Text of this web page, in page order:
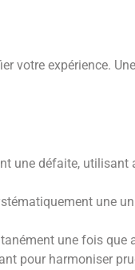
votre expérience.
une défaite,
une
une fois que
pour harmoniser